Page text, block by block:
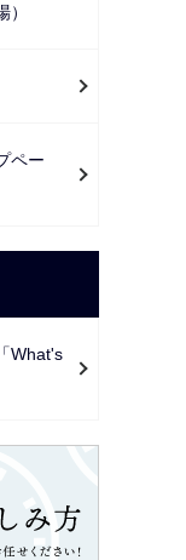
ペー
What's